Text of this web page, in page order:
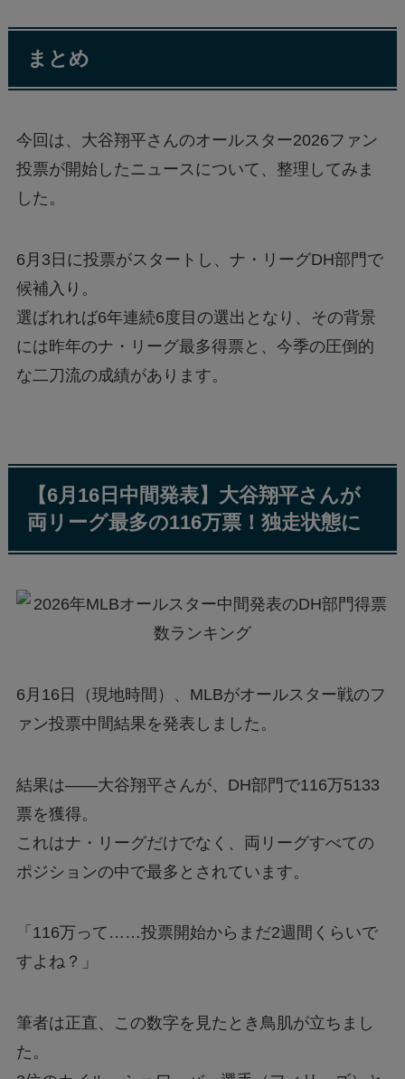
まとめ
今回は、大谷翔平さんのオールスター2026ファン
投票が開始したニュースについて、整理してみま
した。
6月3日に投票がスタートし、ナ・リーグDH部門で
候補入り。
選ばれれば6年連続6度目の選出となり、その背景
には昨年のナ・リーグ最多得票と、今季の圧倒的
な二刀流の成績があります。
【6月16日中間発表】大谷翔平さんが
両リーグ最多の116万票！独走状態に
6月16日（現地時間）、MLBがオールスター戦のフ
ァン投票中間結果を発表しました。
結果は——大谷翔平さんが、DH部門で116万5133
票を獲得。
これはナ・リーグだけでなく、両リーグすべての
ポジションの中で最多とされています。
「116万って……投票開始からまだ2週間くらいで
すよね？」
筆者は正直、この数字を見たとき鳥肌が立ちまし
た。